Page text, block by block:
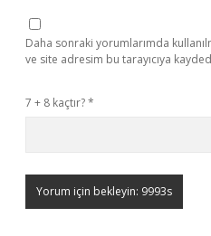
Daha sonraki yorumlarımda
ve site adresim bu tarayıcıya
7 + 8 kaçtır?*